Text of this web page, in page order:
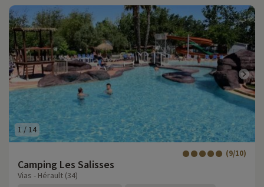
1 /14
Camping Les Salisses
(9/10)
Vias - Hérault (34)